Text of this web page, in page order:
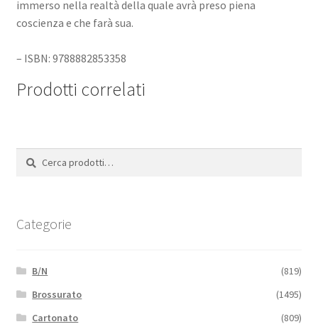
immerso nella realtà della quale avrà preso piena
coscienza e che farà sua.
– ISBN: 9788882853358
Prodotti correlati
Cerca:
Cerca
Categorie
B/N
(819)
Brossurato
(1495)
Cartonato
(809)